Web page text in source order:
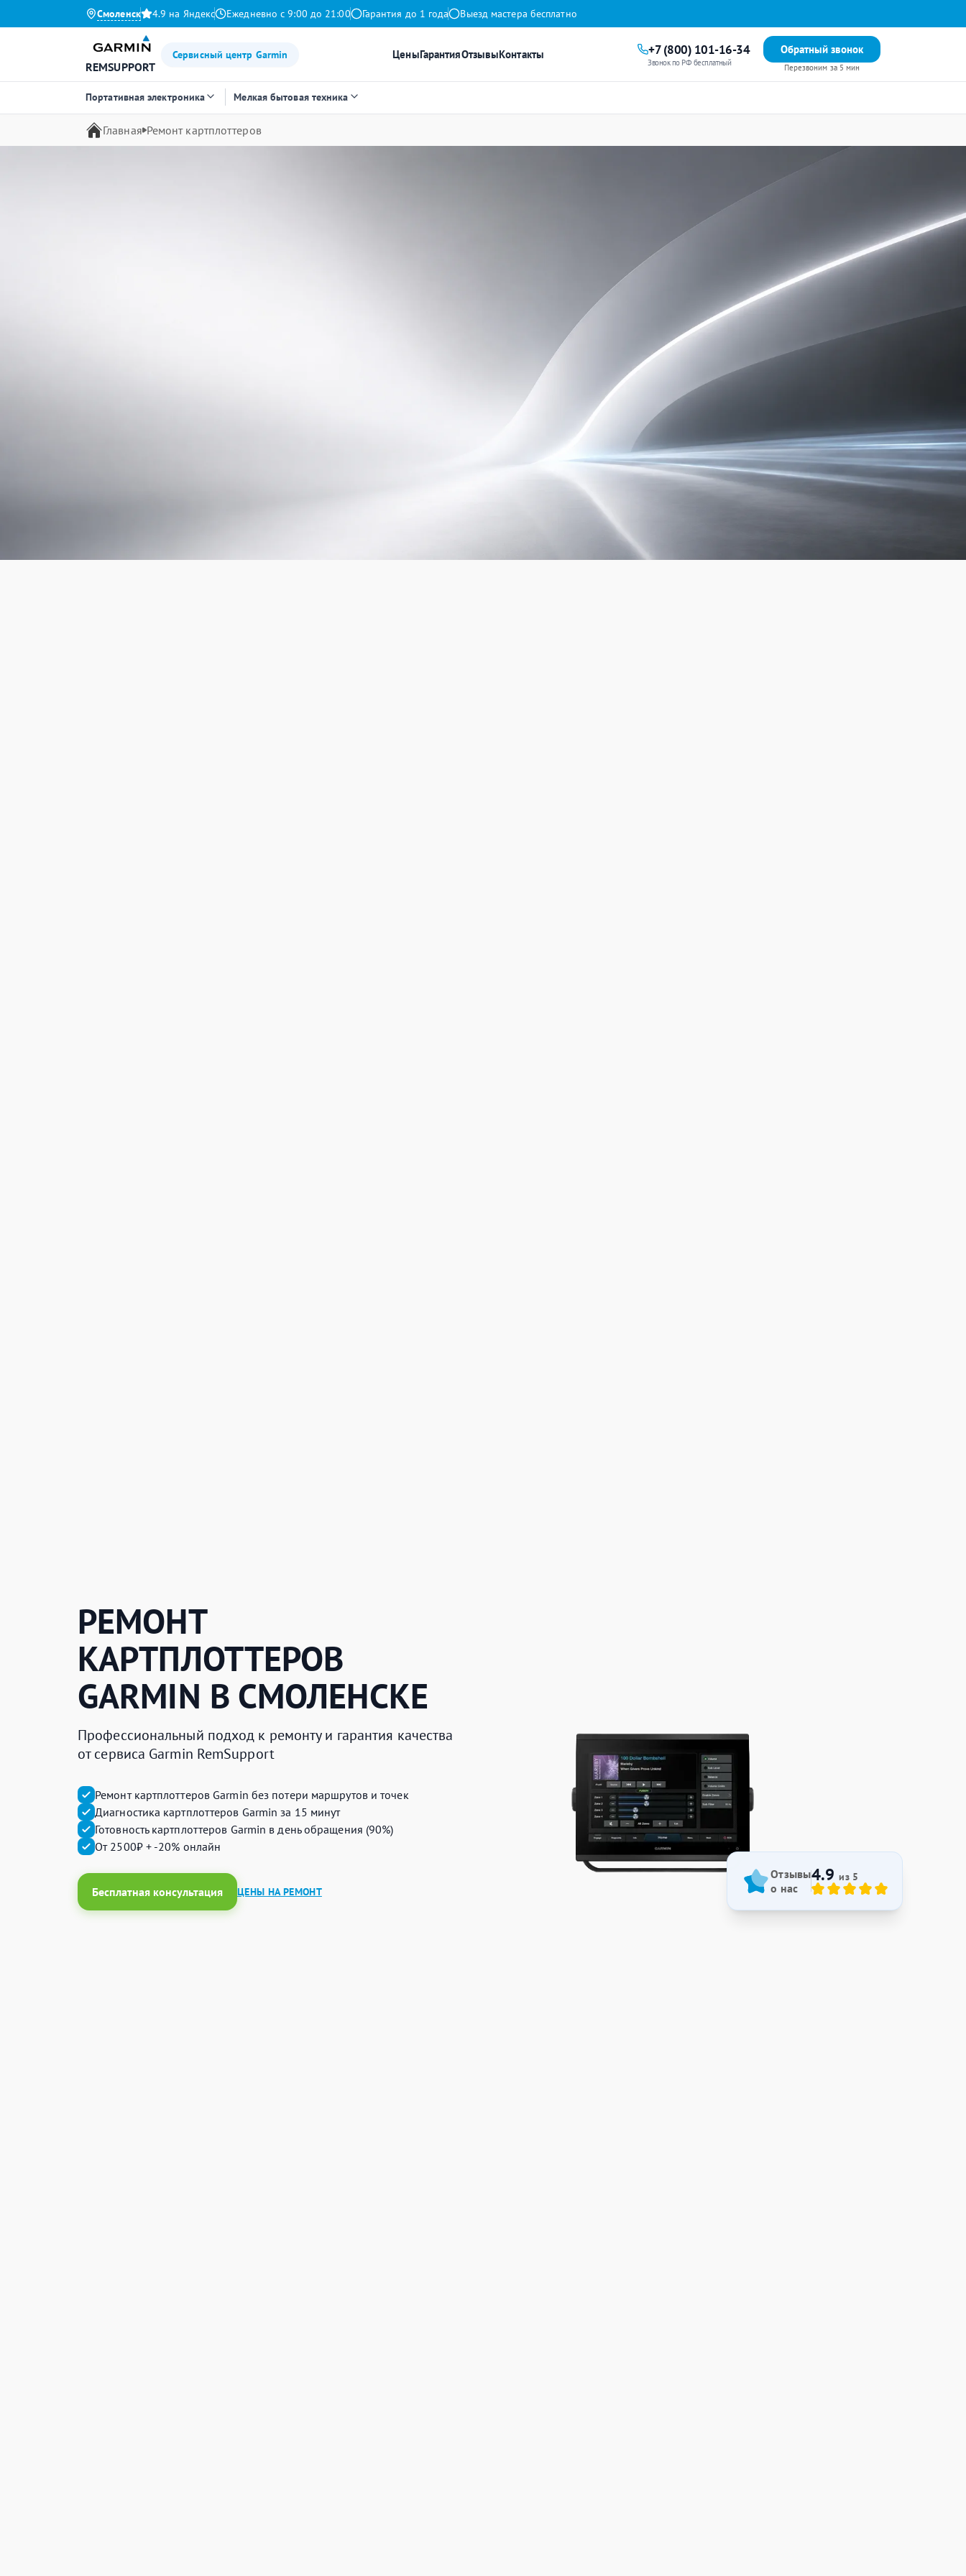
Смоленск 4.9 на Яндекс Ежедневно с 9:00 до 21:00 Гарантия до 1 года Выезд мастера бесплатно
REMSUPPORT
Сервисный центр Garmin ЦеныГарантияОтзывыКонтакты +7 (800) 101-16-34
Звонок по РФ бесплатный
Обратный звонок
Перезвоним за 5 мин
Портативная электроника Мелкая бытовая техника
Главная Ремонт картплоттеров
РЕМОНТ
КАРТПЛОТТЕРОВ
GARMIN В СМОЛЕНСКЕ
Профессиональный подход к ремонту и гарантия качества
от сервиса Garmin RemSupport
Ремонт картплоттеров Garmin без потери маршрутов и точек
Диагностика картплоттеров Garmin за 15 минут
Готовность картплоттеров Garmin в день обращения (90%)
От 2500₽ + -20% онлайн
Бесплатная консультация ЦЕНЫ НА РЕМОНТ
Отзывы
о нас
4.9из 5